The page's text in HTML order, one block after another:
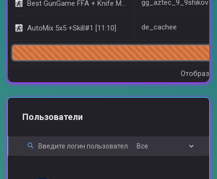
Best GunGame FFA + Knife MOD(+18) gg_aztec_9_9shikov
AutoMix 5x5 +Skill#1 [11:10] de_cachee
Пользователи